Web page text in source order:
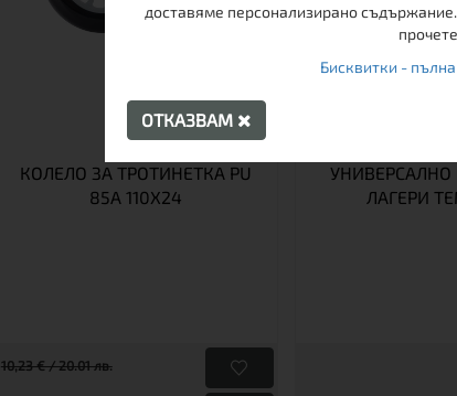
КОЛЕЛО ЗА ТРОТИНЕТКА PU
85A 110X24
10,23 € / 20.01 лв.
УНИВЕРСАЛНО
ЛАГЕРИ
доставяме персонализирано
Бисквитки -
ОТКАЗВАМ